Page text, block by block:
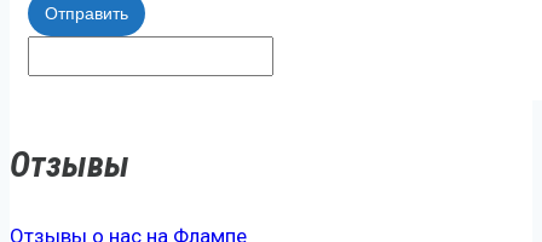
Отправить
Отзывы
Отзывы о нас на Флампе